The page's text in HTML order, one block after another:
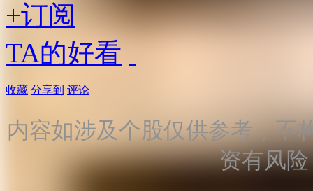
+订阅
TA的好看
收藏 分享到 评论
内容如涉及个股仅供参考，不
资有风